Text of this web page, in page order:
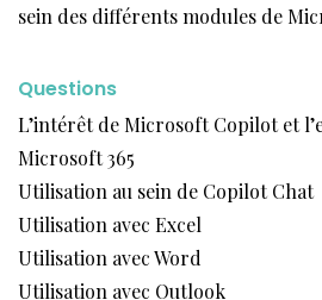
sein des différents modules de
Questions
L’intérêt de Microsoft Copilot et
Microsoft 365
Utilisation au sein de Copilot Chat
Utilisation avec Excel
Utilisation avec Word
Utilisation avec Outlook